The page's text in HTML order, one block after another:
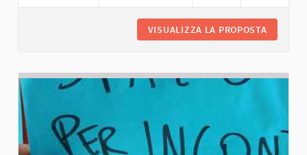
VISUALIZZA LA PROPOSTA